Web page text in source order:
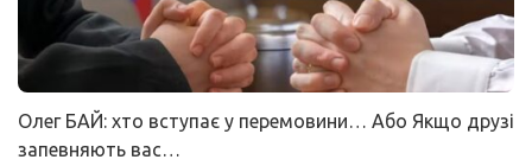
Олег БАЙ: хто вступає у перемовини… Або Якщо друзі
запевняють вас…